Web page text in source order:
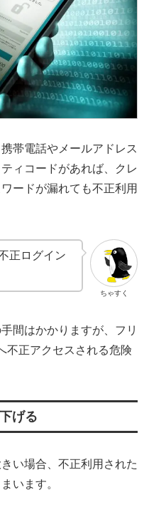
帯電話やメールアドレス
ィコードがあれば、クレ
ードが漏れても不正利用
ちゃすく
正ログイン
間はかかりますが、フリ
不正アクセスされる危険
げる
い場合、不正利用された
います。